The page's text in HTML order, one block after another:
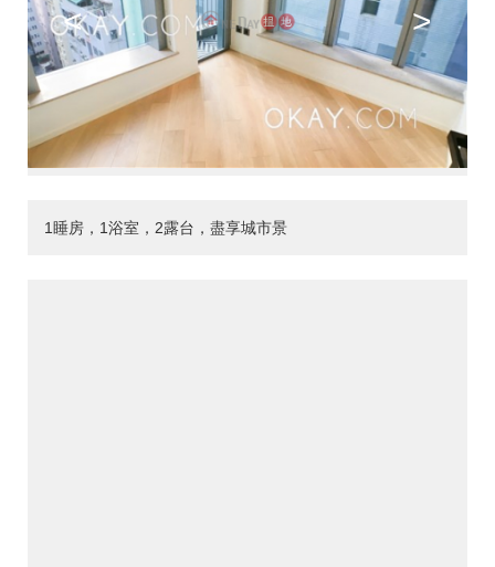
< >
1睡房，1浴室，2露台，盡享城市景